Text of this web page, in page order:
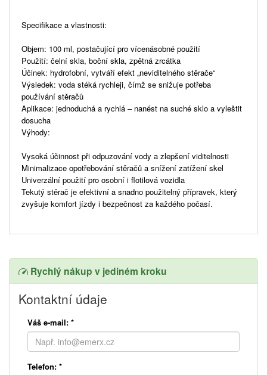
Specifikace a vlastnosti:
Objem: 100 ml, postačující pro vícenásobné použití
Použití: čelní skla, boční skla, zpětná zrcátka
Účinek: hydrofobní, vytváří efekt „neviditelného stěrače“
Výsledek: voda stéká rychleji, čímž se snižuje potřeba
používání stěračů
Aplikace: jednoduchá a rychlá – nanést na suché sklo a vyleštit
dosucha
Výhody:
Vysoká účinnost při odpuzování vody a zlepšení viditelnosti
Minimalizace opotřebování stěračů a snížení zatížení skel
Univerzální použití pro osobní i flotilová vozidla
Tekutý stěrač je efektivní a snadno použitelný přípravek, který
zvyšuje komfort jízdy i bezpečnost za každého počasí.
Rychlý nákup v jediném kroku
Kontaktní údaje
Váš e-mail: *
Telefon: *